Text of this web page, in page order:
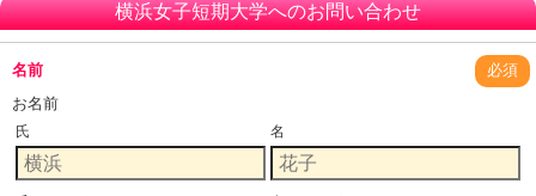
横浜女子短期大学へのお問い合わせ
名前
必須
お名前
氏 名